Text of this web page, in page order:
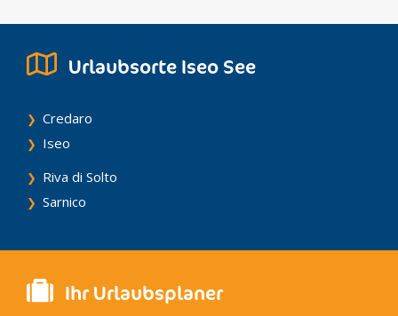
Urlaubsorte Iseo See
Credaro
Iseo
Riva di Solto
Sarnico
Ihr Urlaubsplaner